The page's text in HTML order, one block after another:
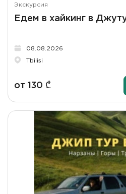
Экскурсия
Едем в хайкинг в
08.08.2026
Tbilisi
от 130 ₾